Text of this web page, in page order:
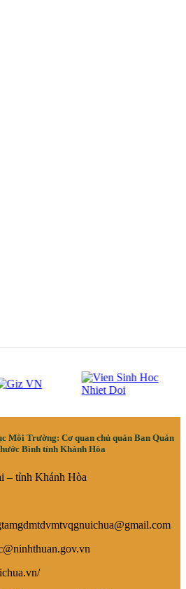
Môi Trường: Cơ quan chủ quản Ban Quản
Bình tỉnh Khánh Hòa
– tỉnh Khánh Hòa